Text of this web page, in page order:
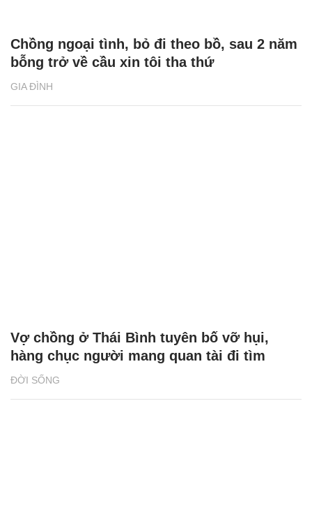
GIA ĐÌNH
Chồng ngoại tình, bỏ đi theo bồ, sau 2 năm
bỗng trở về cầu xin tôi tha thứ
ĐỜI SỐNG
Vợ chồng ở Thái Bình tuyên bố vỡ hụi,
hàng chục người mang quan tài đi tìm